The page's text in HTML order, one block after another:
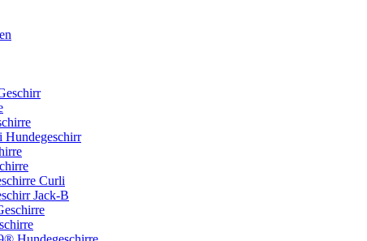
Hundegeschirr
Curli
Jack-B